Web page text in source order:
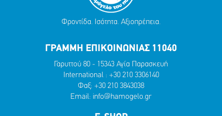
Φροντίδα. Ισότητα. Αξιοπρέπεια.
ΓΡΑΜΜΗ ΕΠΙΚΟΙΝΩΝΙΑΣ 11040
Γαρυττού 80 - 15343 Αγία Παρασκευή
International : +30 210 3306140
Φαξ: +30 210 3843038
Email: info@hamogelo.gr